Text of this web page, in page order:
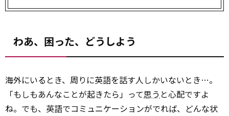
わあ、困った、どうしよう
海外にいるとき、周りに英語を話す人しかいないとき…。
「もしもあんなことが起きたら」って思う と心配ですよ
ね。でも、英語でコミュニケーションがでれば、どんな状